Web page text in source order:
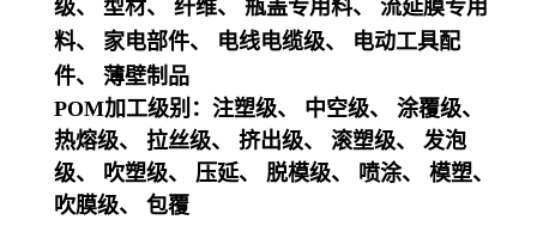
级、 型材、 纤维、 瓶盖专用料、 流延膜专用
料、 家电部件、 电线电缆级、 电动工具配
件、 薄壁制品
POM加工级别： 注塑级、 中空级、 涂覆级、
热熔级、 拉丝级、 挤出级、 滚塑级、 发泡
级、 吹塑级、 压延、 脱模级、 喷涂、 模塑、
吹膜级、 包覆